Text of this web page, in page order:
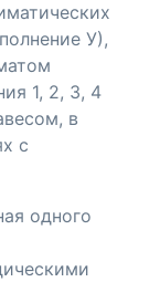
У),
1, 2, 3, 4
в
с
одного